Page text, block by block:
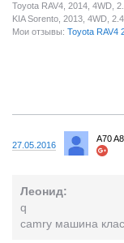
Toyota RAV4, 2014, 4WD,
KIA Sorento, 2013, 4WD,
Мои отзывы: Toyota RAV4
27.05.2016
A70
Леонид:
q
camry машина